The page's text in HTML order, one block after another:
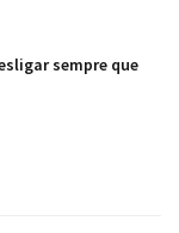
sempre que